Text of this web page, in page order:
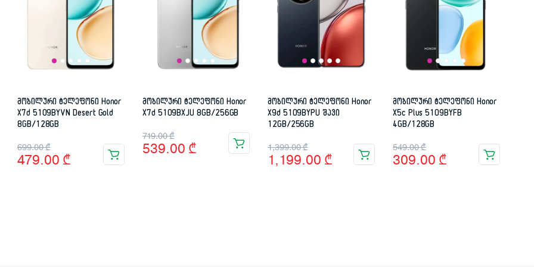
მობილური ტელეფონი Honor
X7d 5109BYVN Desert Gold
8GB/128GB
699.00₾
Original
price
479.00 ₾
Current
price
მობილური ტელეფონი Honor
X7d 5109BXJU 8GB/256GB
719.00₾
Original
price
539.00 ₾
Current
price
მობილური ტელეფონი Honor
X9d 5109BYPU შავი
12GB/256GB
1,399.00₾
Original
price
1,199.00 ₾
Current
price
მობილური ტელეფონი Honor
X5c Plus 5109BYFB
4GB/128GB
549.00₾
Original
price
309.00 ₾
Current
price